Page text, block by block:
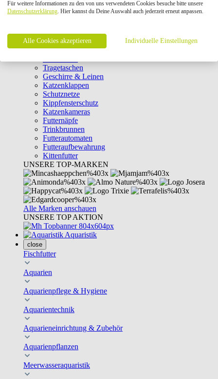
Intelligenzspielzeug
Laserpointer & Elektrospielzeug
Clicker & Target Sticks für Katzen
Weiteres Katzenspielzeug
Transportboxen
Tragetaschen
Geschirre & Leinen
Katzenklappen
Schutznetze
Kippfensterschutz
Katzenkameras
Futternäpfe
Trinkbrunnen
Futterautomaten
Futteraufbewahrung
Kittenfutter
UNSERE TOP-MARKEN
Alle Marken anschauen
UNSERE TOP AKTION
Aquaristik
close
Fischfutter
Aquarien
Aquarienpflege & Hygiene
Aquarientechnik
Aquarieneinrichtung & Zubehör
Aquarienpflanzen
Meerwasseraquaristik
Für weitere Informationen zu den von uns verwendeten Cookies besuche bitte unsere
Datenschutzerklärung. Hier kannst du Deine Auswahl auch jederzeit erneut anpassen.
Alle Cookies akzeptieren Individuelle Einstellungen